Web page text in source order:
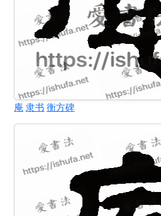
庵 隶书 衡方碑